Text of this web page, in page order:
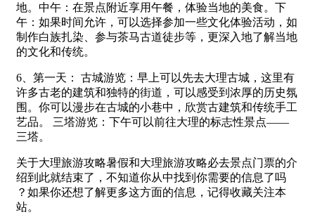
地。中午：在景点附近享用午餐，体验当地的美食。下
午：如果时间允许，可以选择参加一些文化体验活动，如
制作白族扎染、参与茶马古道徒步等，更深入地了解当地
的文化和传统。
6、第一天： 古城游览：早上可以先去大理古城，这里有
许多古老的建筑和独特的街道，可以感受到浓厚的历史氛
围。你可以漫步在古城的小巷中，欣赏古建筑和传统手工
艺品。 三塔游览：下午可以前往大理的标志性景点——
三塔。
关于大理旅游攻略暑假和大理旅游攻略必去景点门票的介
绍到此就结束了，不知道你从中找到你需要的信息了吗
？如果你还想了解更多这方面的信息，记得收藏关注本
站。